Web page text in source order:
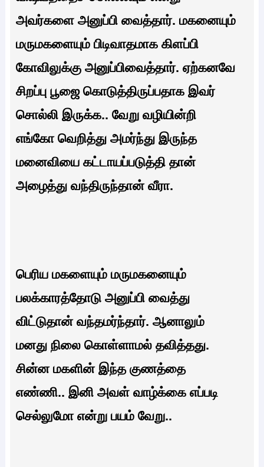
அவர்களை அனுப்பி வைத்தார். மகனையும்
மருமகளையும் பிடிவாதமாக கிளப்பி
கோவிலுக்கு அனுப்பிவைத்தார். ஏற்கனவே
சிறப்பு பூஜை கொடுத்திருப்பதாக இவர்
சொல்லி இருக்க.. வேறு வழியின்றி
எங்கோ வெறித்து அமர்ந்து இருந்த
மனைவியை கட்டாயப்படுத்தி தான்
அழைத்து வந்திருந்தான் வீரா.
பெரிய மகளையும் மருமகனையும்
பலக்காரத்தோடு அனுப்பி வைத்து
விட்டுதான் வந்தமர்ந்தார். ஆனாலும்
மனது நிலை கொள்ளாமல் தவித்தது.
சின்ன மகளின் இந்த குணத்தை
எண்ணி.. இனி அவள் வாழ்க்கை எப்படி
செல்லுமோ என்று பயம் வேறு..